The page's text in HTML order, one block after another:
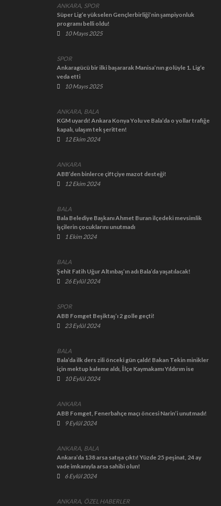
ANKARA, SPOR
Süper Lig’e yükselen Gençlerbirliği’nin şampiyonluk
programı belli oldu!
10 Mayıs 2025
SPOR
Ankaragücü bir ilki başararak Manisa’nın golüyle 1. Lig’e
veda etti
10 Mayıs 2025
ANKARA, BALA
KGM uyardı! Ankara Konya Yolu ve Bala’da o yollar trafiğe
kapalı, ulaşım tek şeritten!
12 Ekim 2024
ANKARA
ABB’den binlerce çiftçiye mazot desteği!
12 Ekim 2024
BALA
Bala Belediye Başkanı Ahmet Buran ilçedeki mevsimlik
işçilerin çocuklarını unutmadı
1 Ekim 2024
BALA
Şehit Fatih Uğur Altınbaş’ın adı Bala’da yaşatılacak!
26 Eylül 2024
SPOR
ABB Fomget Beşiktaş’ı 2 golle geçti!
23 Eylül 2024
BALA
Bala’da ilk ders zili önceki gün çaldı! Bakan Tekin minikler
için mektup kaleme aldı, İlçe Kaymakamı Yıldırım ise
okulları tek tek ziyaret etti!
10 Eylül 2024
ANKARA
ABB Fomget, Fenerbahçe maçı öncesi Narin’i unutmadı!
9 Eylül 2024
ANKARA, BALA
Ankara’da 138 arsa satışa çıktı! Yüzde 25 peşinat, 24 ay
vade imkanıyla arsa sahibi olun!
6 Eylül 2024
ANKARA, ÖZEL HABERLER